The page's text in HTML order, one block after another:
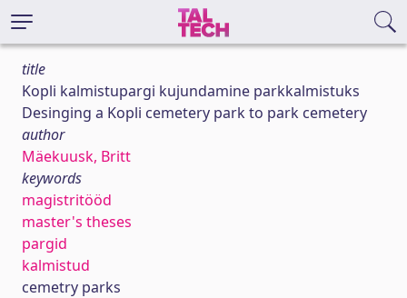
title
Kopli kalmistupargi kujundamine parkkalmistuks
Desinging a Kopli cemetery park to park cemetery
author
Mäekuusk, Britt
keywords
magistritööd
master's theses
pargid
kalmistud
cemetry parks